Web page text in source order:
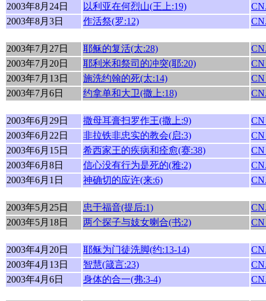
2003年8月24日 以利亚在何烈山(王上:19)
2003年8月3日
作活祭(罗:12)
2003年7月27日 耶稣的复活(太:28)
2003年7月20日
耶利米和祭司的冲突(耶:20)
2003年7月13日
施洗约翰的死(太:14)
2003年7月6日
约拿单和大卫(撒上:18)
2003年6月29日 撒母耳膏扫罗作王(撒上:9)
2003年6月22日
非拉铁非忠实的教会(启:3)
2003年6月15日
希西家王的疾病和痊愈(赛:38)
2003年6月8日
信心没有行为是死的(雅:2)
2003年6月1日
神确切的应许(来:6)
2003年5月25日 忠于福音(提后:1)
2003年5月18日
两个探子与妓女喇合(书:2)
2003年4月20日 耶稣为门徒洗脚(约:13-14)
2003年4月13日
智慧(箴言:23)
2003年4月6日
身体的合一(弗:3-4)